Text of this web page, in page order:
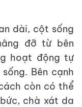
dài, cột sống
đỡ từ bên
hoạt động tự
Bên cạnh
còn có thể
chà xát da